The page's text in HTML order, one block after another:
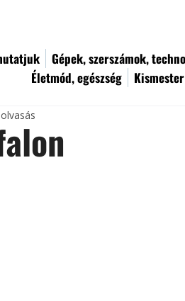
Gépek, szerszámok,
Életmód, egészség
Kismester